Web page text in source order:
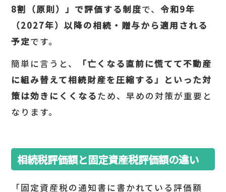
8割（原則）」で評価する制度で、令和9年
（2027年）以降の相続・贈与から適用される
予定です。
簡単に言うと、
「亡くなる直前に慌てて不動産
に組み替えて相続財産を圧縮する」といった対
策は効きにくくなるため、早めの対策が重要と
なります。
相続税評価額と固定資産税評価額の違い
「固定資産税の通知書に書かれている評価額